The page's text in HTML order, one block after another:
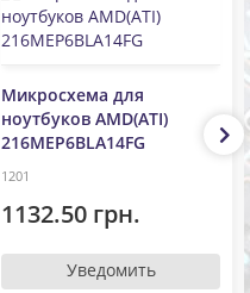
Микросхема для
ноутбуков AMD(ATI)
216MEP6BLA14FG
1201
1132.50 грн.
Уведомить